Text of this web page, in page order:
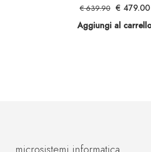
€639.90 Il
prezzo
originale
€ 479.00Il
Aggiungi al